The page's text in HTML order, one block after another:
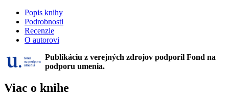
Popis knihy
Podrobnosti
Recenzie
O autorovi
Publikáciu z verejných zdrojov podporil Fond na
podporu umenia.
Viac o knihe